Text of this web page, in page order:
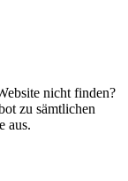
nicht finden?
zu sämtlichen
aus.